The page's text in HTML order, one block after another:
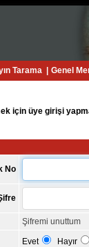
Tarama Genel
için üye girişi
No
Şifremi unuttum
Evet Hayır